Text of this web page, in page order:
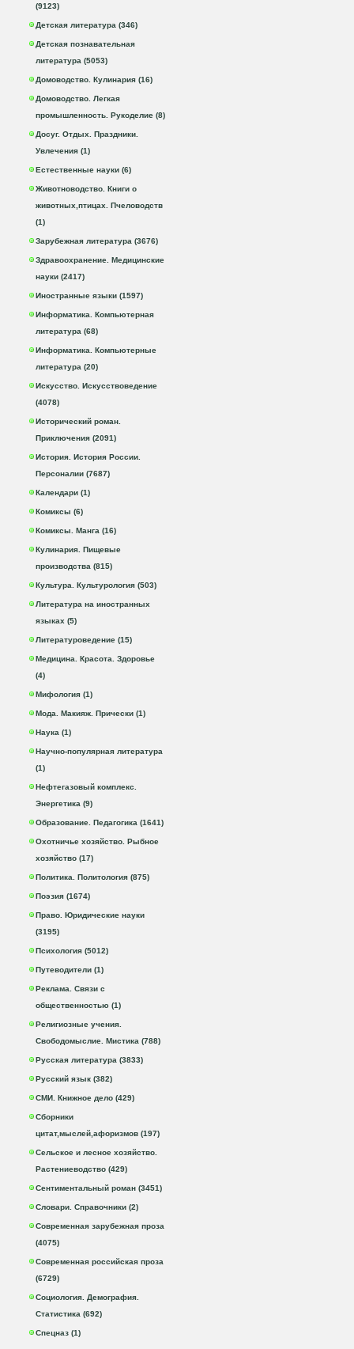
(9123)
Детская литература (346)
Детская познавательная
литература (5053)
Домоводство. Кулинария (16)
Домоводство. Легкая
промышленность. Рукоделие (8)
Досуг. Отдых. Праздники.
Увлечения (1)
Естественные науки (6)
Животноводство. Книги о
животных,птицах. Пчеловодств
(1)
Зарубежная литература (3676)
Здравоохранение. Медицинские
науки (2417)
Иностранные языки (1597)
Информатика. Компьютерная
литература (68)
Информатика. Компьютерные
литература (20)
Искусство. Искусствоведение
(4078)
Исторический роман.
Приключения (2091)
История. История России.
Персоналии (7687)
Календари (1)
Комиксы (6)
Комиксы. Манга (16)
Кулинария. Пищевые
производства (815)
Культура. Культурология (503)
Литература на иностранных
языках (5)
Литературоведение (15)
Медицина. Красота. Здоровье
(4)
Мифология (1)
Мода. Макияж. Прически (1)
Наука (1)
Научно-популярная литература
(1)
Нефтегазовый комплекс.
Энергетика (9)
Образование. Педагогика (1641)
Охотничье хозяйство. Рыбное
хозяйство (17)
Политика. Политология (875)
Поэзия (1674)
Право. Юридические науки
(3195)
Психология (5012)
Путеводители (1)
Реклама. Связи с
общественностью (1)
Религиозные учения.
Свободомыслие. Мистика (788)
Русская литература (3833)
Русский язык (382)
СМИ. Книжное дело (429)
Сборники
цитат,мыслей,афоризмов (197)
Сельское и лесное хозяйство.
Растениеводство (429)
Сентиментальный роман (3451)
Словари. Справочники (2)
Современная зарубежная проза
(4075)
Современная российская проза
(6729)
Социология. Демография.
Статистика (692)
Спецназ (1)